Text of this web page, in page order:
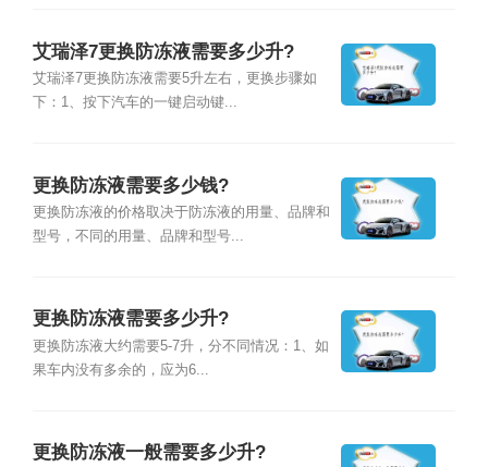
艾瑞泽7更换防冻液需要多少升?
艾瑞泽7更换防冻液需要5升左右，更换步骤如
下：1、按下汽车的一键启动键...
更换防冻液需要多少钱?
更换防冻液的价格取决于防冻液的用量、品牌和
型号，不同的用量、品牌和型号...
更换防冻液需要多少升?
更换防冻液大约需要5-7升，分不同情况：1、如
果车内没有多余的，应为6...
更换防冻液一般需要多少升?